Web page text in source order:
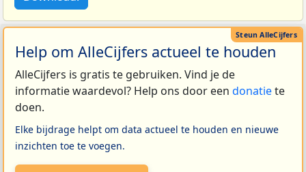
Help om AlleCijfers actueel te houden
AlleCijfers is gratis te gebruiken. Vind je de
informatie waardevol? Help ons door een donatiete
doen.
Elke bijdrage helpt om data actueel te houden en nieuwe
inzichten toe te voegen.